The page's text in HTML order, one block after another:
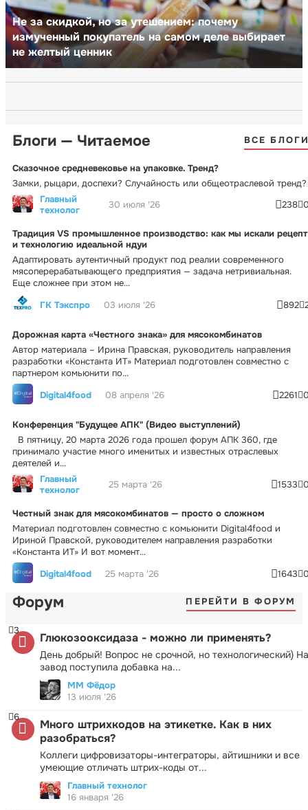
Не за скидкой, но за утешением: почему
измученный покупатель на самом деле выбирает
не желтый ценник
Блоги — Читаемое ВСЕ
Сказочное средневековье на упаковке. Тренд?
Замки, рыцари, доспехи? Случайность или общеотраслевой тренд?
Главный
технолог
30 июля '26 238
Традиция VS промышленное производство: как мы искали рецепт
и технологию идеальной ндуи
Адаптировать аутентичный продукт под реалии современного
мясоперерабатывающего предприятия — задача нетривиальная.
Еще сложнее при этом не...
ГК Тэкспро
03 июля '26 892
Дорожная карта «Честного знака» для мясокомбинатов
Автор материала – Ирина Правская, руководитель направления
разработки «Константа ИТ» Материал подготовлен совместно с
партнером комьюнити по...
Digital4food
08 апреля '26 2261
Конференция "Будущее АПК" (Видео выступлений)
В пятницу, 20 марта 2026 года прошел форум АПК 360, где
принимало участие много именитых и известных отраслевых
деятелей и...
Главный
технолог
25 марта '26 1533
Честный знак для мясокомбинатов — просто о сложном
Материал подготовлен совместно с комьюнити Digital4food и
Ириной Правской, руководителем направления разработки
«Константа ИТ» И вот момент...
Digital4food
25 марта '26 1643
Форум ПЕРЕЙТИ В ФОРУМ
Глюкозооксидаза - можно ли применять?
День добрый! Вопрос не срочной, но технологический) На
завод поступила добавка на...
3
ММ Фёдор
13 июля '26
Много штрихкодов на этикетке. Как в них
разобраться?
Коллеги цифровизаторы-интеграторы, айтишники и все
умеющие отличать штрих-коды от...
6
Главный технолог
16 января '26